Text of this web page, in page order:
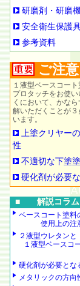
研磨剤・研磨
安全衛生保護
参考資料
ご注意
１液型ベースコート
プロタッチをお使い
くにおいて、かなら
解いただくことが３
います。
上塗クリヤー
性
不適切な下塗
硬化剤が必要
■ 解説コラ
ベースコート塗料
使用上の注
２液型ウレタンと
１液型ベースコ
硬化剤が必要とな
メタリックの方向